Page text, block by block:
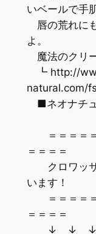
いベールで手
唇の荒れに
よ。
魔法のクリ
┗ http://
natural.com/
■ネオナチ
＝＝＝＝＝
＝＝＝＝
クロワッサ
います！
＝＝＝＝＝
＝＝＝＝
↓ ↓ ↓